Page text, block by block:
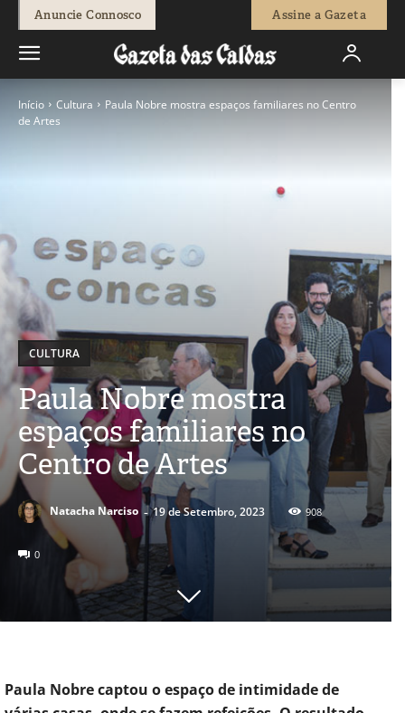
Anuncie Connosco Assine a Gazeta
Início Cultura
Paula Nobre mostra espaços familiares no Centro
de Artes
CULTURA
Paula Nobre mostra
espaços familiares no
Centro de Artes
Natacha Narciso - 19 de Setembro, 2023 908
0
Paula Nobre captou o espaço de intimidade de